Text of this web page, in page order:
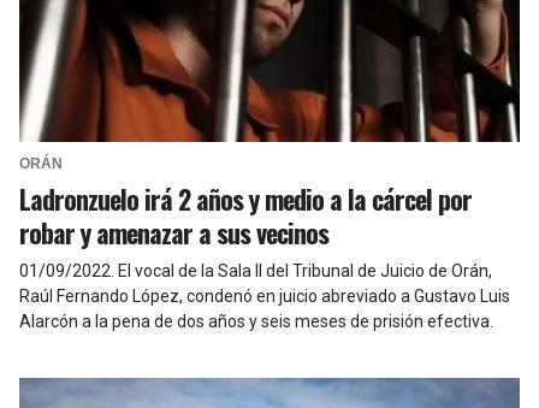
ORÁN
Ladronzuelo irá 2 años y medio a la cárcel por
robar y amenazar a sus vecinos
01/09/2022 El vocal de la Sala II del Tribunal de Juicio de Orán,
Raúl Fernando López, condenó en juicio abreviado a Gustavo Luis
Alarcón a la pena de dos años y seis meses de prisión efectiva.